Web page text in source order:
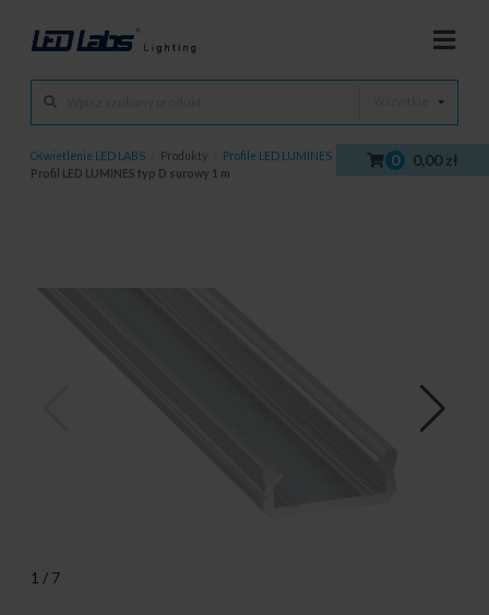
0 0,00 zł
Oświetlenie LED LABS Produkty Profile LED LUMINES Profile LED
Profil LED LUMINES typ D surowy 1 m
1 / 7